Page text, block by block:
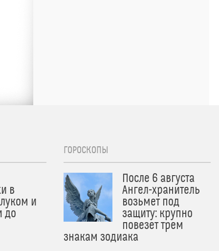
в
и
до
ГОРОСКОПЫ
После 6 августа
Ангел-хранитель
возьмет под
защиту: крупно
повезет трем
знакам зодиака